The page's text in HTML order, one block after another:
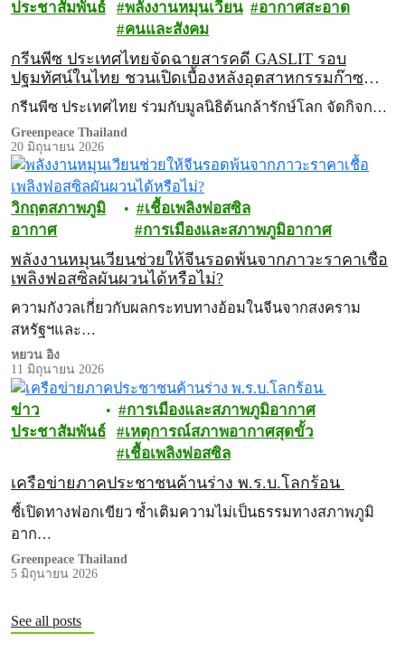
ประชาสัมพันธ์ พลังงานหมุนเวียน
อากาศสะอาด
คนและสังคม
กรีนพีซ ประเทศไทยจัดฉายสารคดี GASLIT รอบ
ปฐมทัศน์ในไทย ชวนเปิดเบื้องหลังอุตสาหกรรมก๊าซ
ฟอสซิลในสหัรฐฯ ไปกับ ‘เจน ฟอนดา’
กรีนพีซ ประเทศไทย ร่วมกับมูลนิธิต้นกล้ารักษ์โลก จัดกิจก…
Greenpeace Thailand
20 มิถุนายน 2026
วิกฤตสภาพภูมิ
อากาศ
เชื้อเพลิงฟอสซิล
การเมืองและสภาพภูมิอากาศ
พลังงานหมุนเวียนช่วยให้จีนรอดพ้นจากภาวะราคาเชื้อ
เพลิงฟอสซิลผันผวนได้หรือไม่?
ความกังวลเกี่ยวกับผลกระทบทางอ้อมในจีนจากสงคราม
สหรัฐฯและ…
หยวน อิง
11 มิถุนายน 2026
ข่าว
ประชาสัมพันธ์
การเมืองและสภาพภูมิอากาศ
เหตุการณ์สภาพอากาศสุดขั้ว
เชื้อเพลิงฟอสซิล
เครือข่ายภาคประชาชนค้านร่าง พ.ร.บ.โลกร้อน
ชี้เปิดทางฟอกเขียว ซ้ำเติมความไม่เป็นธรรมทางสภาพภูมิ
อาก…
Greenpeace Thailand
5 มิถุนายน 2026
See all posts